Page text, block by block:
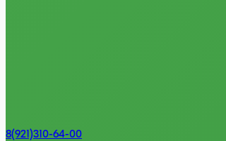
8(921)310-64-00